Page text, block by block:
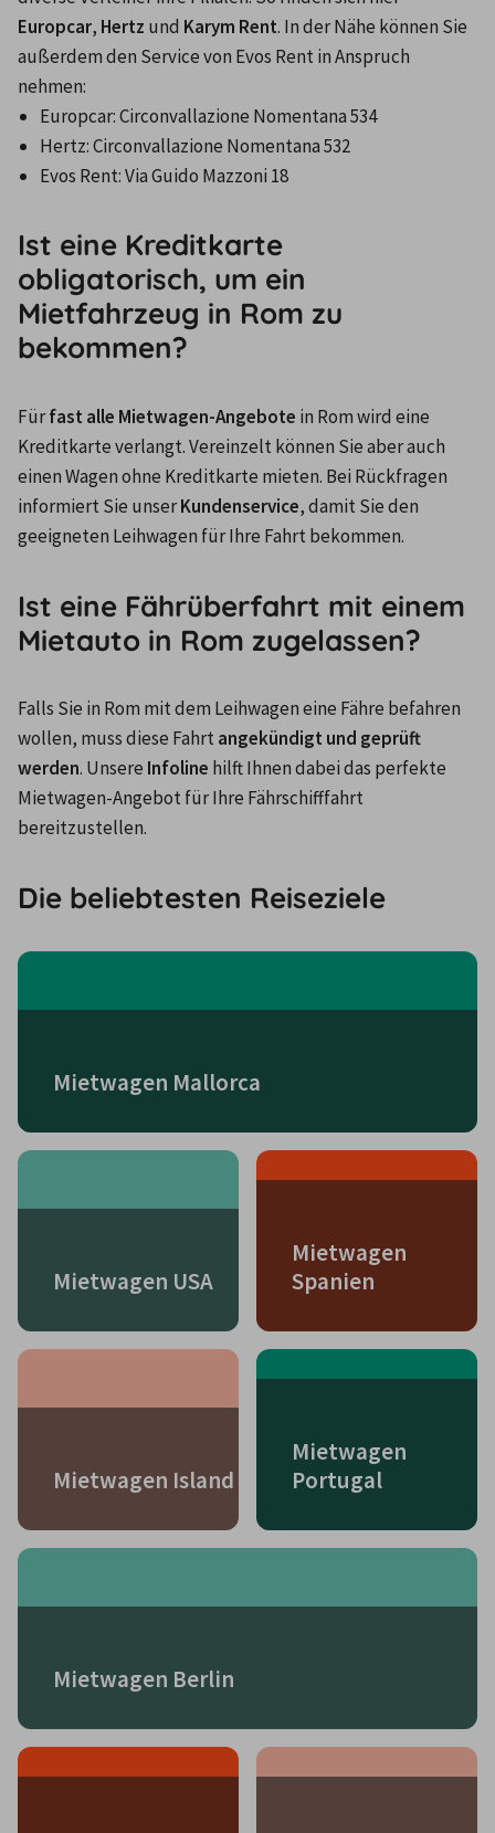
Europcar, Hertz und Karym Rent. In der Nähe können Sie
außerdem den Service von Evos Rent in Anspruch
nehmen:
Europcar: Circonvallazione Nomentana 534
Hertz: Circonvallazione Nomentana 532
Evos Rent: Via Guido Mazzoni 18
Ist eine Kreditkarte
obligatorisch, um ein
Mietfahrzeug in Rom zu
bekommen?
Für fast alle Mietwagen-Angebote in Rom wird eine
Kreditkarte verlangt. Vereinzelt können Sie aber auch
einen Wagen ohne Kreditkarte mieten. Bei Rückfragen
informiert Sie unser Kundenservice, damit Sie den
geeigneten Leihwagen für Ihre Fahrt bekommen.
Ist eine Fährüberfahrt mit einem
Mietauto in Rom zugelassen?
Falls Sie in Rom mit dem Leihwagen eine Fähre befahren
wollen, muss diese Fahrt angekündigt und geprüft
werden. Unsere Infoline hilft Ihnen dabei das perfekte
Mietwagen-Angebot für Ihre Fährschifffahrt
bereitzustellen.
Die beliebtesten Reiseziele
Mietwagen Mallorca
Mietwagen USA
Mietwagen
Spanien
Mietwagen Island
Mietwagen
Portugal
Mietwagen Berlin